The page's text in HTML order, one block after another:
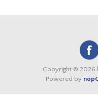
Copyright © 2026
Powered by